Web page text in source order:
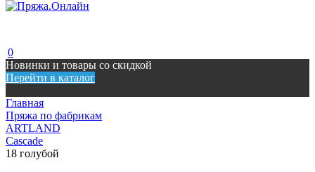
0
Новинки и товары со скидкой
Перейти в каталог
Главная
Пряжа по фабрикам
ARTLAND
Cascade
18 голубой